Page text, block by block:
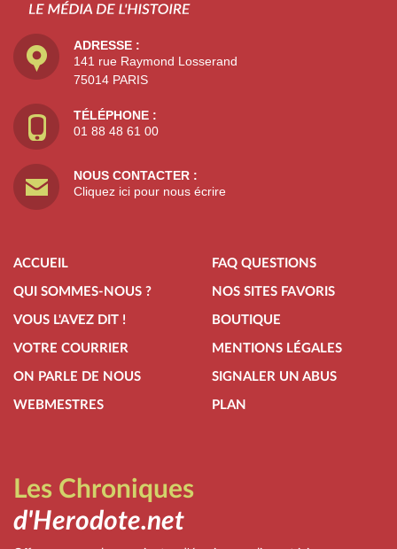
ADRESSE :
141 rue Raymond Losserand
75014 PARIS
TÉLÉPHONE :
01 88 48 61 00
NOUS CONTACTER :
Cliquez ici pour nous écrire
ACCUEIL
QUI SOMMES-NOUS ?
VOUS L'AVEZ DIT !
VOTRE COURRIER
ON PARLE DE NOUS
WEBMESTRES
FAQ QUESTIONS
NOS SITES FAVORIS
BOUTIQUE
MENTIONS LÉGALES
SIGNALER UN ABUS
PLAN
Les Chroniques
d'Herodote.net